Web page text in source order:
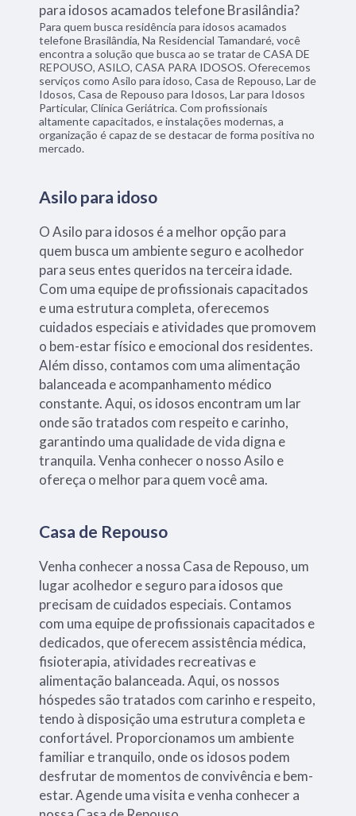
para idosos acamados telefone Brasilândia?
Para quem busca residência para idosos acamados
telefone Brasilândia, Na Residencial Tamandaré, você
encontra a solução que busca ao se tratar de CASA DE
REPOUSO, ASILO, CASA PARA IDOSOS. Oferecemos
serviços como Asilo para idoso, Casa de Repouso, Lar de
Idosos, Casa de Repouso para Idosos, Lar para Idosos
Particular, Clínica Geriátrica. Com profissionais
altamente capacitados, e instalações modernas, a
organização é capaz de se destacar de forma positiva no
mercado.
Asilo para idoso
O Asilo para idosos é a melhor opção para
quem busca um ambiente seguro e acolhedor
para seus entes queridos na terceira idade.
Com uma equipe de profissionais capacitados
e uma estrutura completa, oferecemos
cuidados especiais e atividades que promovem
o bem-estar físico e emocional dos residentes.
Além disso, contamos com uma alimentação
balanceada e acompanhamento médico
constante. Aqui, os idosos encontram um lar
onde são tratados com respeito e carinho,
garantindo uma qualidade de vida digna e
tranquila. Venha conhecer o nosso Asilo e
ofereça o melhor para quem você ama.
Casa de Repouso
Venha conhecer a nossa Casa de Repouso, um
lugar acolhedor e seguro para idosos que
precisam de cuidados especiais. Contamos
com uma equipe de profissionais capacitados e
dedicados, que oferecem assistência médica,
fisioterapia, atividades recreativas e
alimentação balanceada. Aqui, os nossos
hóspedes são tratados com carinho e respeito,
tendo à disposição uma estrutura completa e
confortável. Proporcionamos um ambiente
familiar e tranquilo, onde os idosos podem
desfrutar de momentos de convivência e bem-
estar. Agende uma visita e venha conhecer a